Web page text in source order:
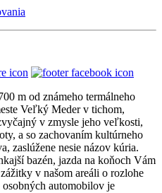
m od známeho termálneho
Veľký Meder v tichom,
v zmysle jeho veľkosti,
a so zachovaním kultúrneho
zaslúžene nesie názov kúria.
bazén, jazda na koňoch Vám
v našom areáli o rozlohe
automobilov je